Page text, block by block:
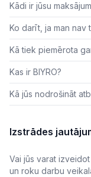
Kādi ir jūsu
Ko darīt, ja man nav
Kā tiek piemērota
Kas ir BIYRO?
Kā jūs nodrošināt
Izstrādes
Vai jūs varat
un roku darbu